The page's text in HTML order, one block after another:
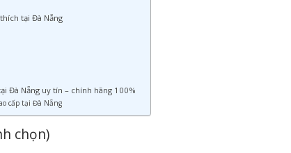
tại Đà Nẵng
Đà Nẵng uy tín – chính hãng 100%
cấp tại Đà Nẵng
chọn)